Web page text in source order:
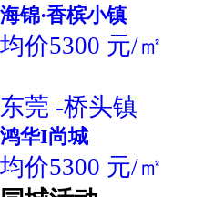
海锦·香槟小镇
均价5300 元/㎡
东莞 -桥头镇
鸿华I尚城
均价5300 元/㎡